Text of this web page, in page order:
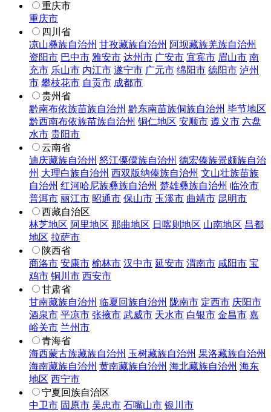
重庆市
重庆市
四川省
凉山彝族自治州 甘孜藏族自治州 阿坝藏族羌族自治州
资阳市 巴中市 雅安市 达州市 广安市 宜宾市 眉山市 南
充市 乐山市 内江市 遂宁市 广元市 绵阳市 德阳市 泸州
市 攀枝花市 自贡市 成都市
贵州省
黔南布依族苗族自治州 黔东南苗族侗族自治州 毕节地区
黔西南布依族苗族自治州 铜仁地区 安顺市 遵义市 六盘
水市 贵阳市
云南省
迪庆藏族自治州 怒江傈僳族自治州 德宏傣族景颇族自治
州 大理白族自治州 西双版纳傣族自治州 文山壮族苗族
自治州 红河哈尼族彝族自治州 楚雄彝族自治州 临沧市
普洱市 丽江市 昭通市 保山市 玉溪市 曲靖市 昆明市
西藏自治区
林芝地区 阿里地区 那曲地区 日喀则地区 山南地区 昌都
地区 拉萨市
陕西省
商洛市 安康市 榆林市 汉中市 延安市 渭南市 咸阳市 宝
鸡市 铜川市 西安市
甘肃省
甘南藏族自治州 临夏回族自治州 陇南市 定西市 庆阳市
酒泉市 平凉市 张掖市 武威市 天水市 白银市 金昌市 嘉
峪关市 兰州市
青海省
海西蒙古族藏族自治州 玉树藏族自治州 果洛藏族自治州
海南藏族自治州 黄南藏族自治州 海北藏族自治州 海东
地区 西宁市
宁夏回族自治区
中卫市 固原市 吴忠市 石嘴山市 银川市